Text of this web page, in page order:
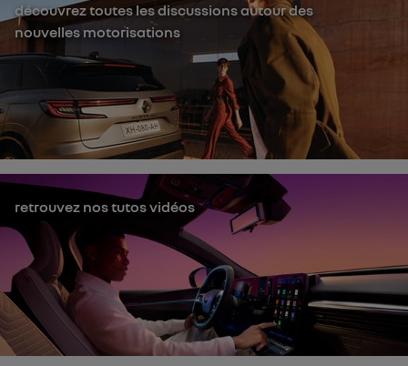
découvrez toutes les discussions autour des
nouvelles motorisations
retrouvez nos tutos vidéos